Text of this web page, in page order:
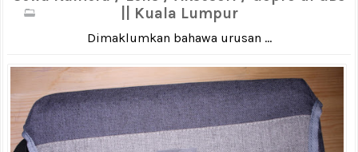
|| Kuala Lumpur
Dimaklumkan bahawa urusan ...